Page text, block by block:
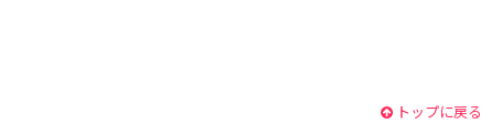
トップに戻る